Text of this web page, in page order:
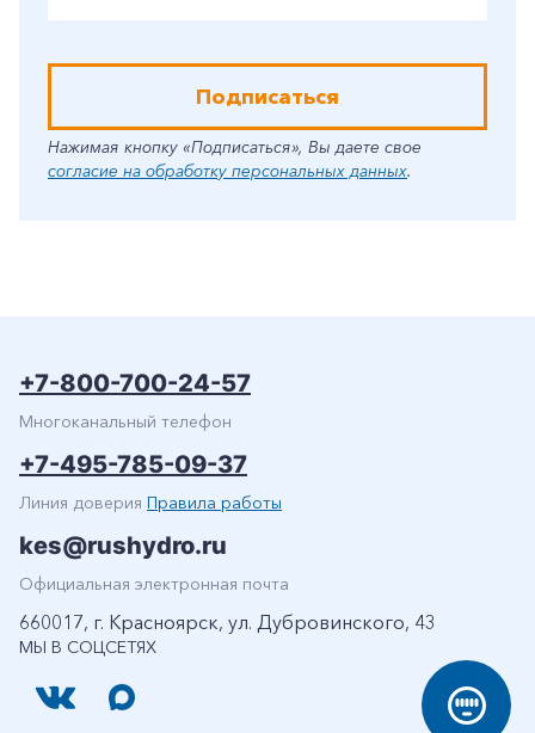
Подписаться
Нажимая кнопку «Подписаться», Вы даете свое
согласие на обработку персональных данных.
МЫ В СОЦСЕТЯХ
+7-800-700-24-57
Многоканальный телефон
+7-495-785-09-37
Линия доверия Правила работы
kes@rushydro.ru
Официальная электронная почта
660017, г. Красноярск, ул. Дубровинского, 43